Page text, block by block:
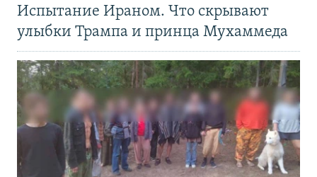
Испытание Ираном. Что скрывают
улыбки Трампа и принца Мухаммеда